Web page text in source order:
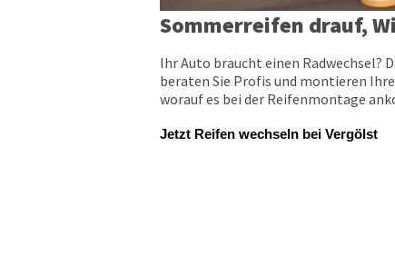
Sommerreifen drauf,
Ihr Auto braucht einen Radwechsel?
beraten Sie Profis und montieren
worauf es bei der Reifenmontage
Jetzt Reifen wechseln bei Vergölst